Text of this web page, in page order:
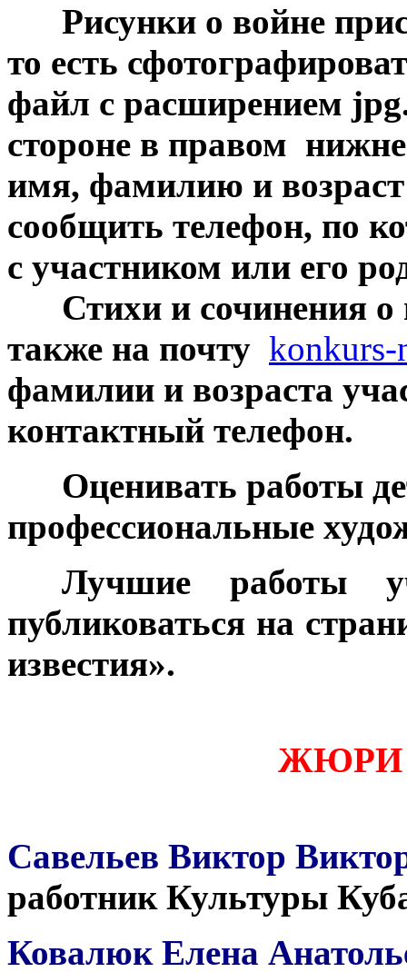
Рисунки о войне
то есть
файл с расширением
стороне в правом
имя, фамилию и
сообщить телефон, по
с участником или его
Стихи и сочинения
также на почту
фамилии и возраста
контактный телефон.
Оценивать работы
профессиональные
Лучшие работы
публиковаться на
известия».
ЖЮРИ
Савельев Виктор
работник Культуры
Ковалюк Елена